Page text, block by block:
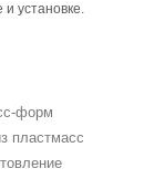
и установке.
форм
пластмасс